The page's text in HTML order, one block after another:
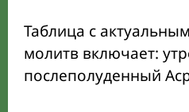
Таблица с
молитв включает:
послеполуденный